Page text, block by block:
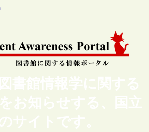
書館情報学に関する
お知らせする、国立
サイトです。